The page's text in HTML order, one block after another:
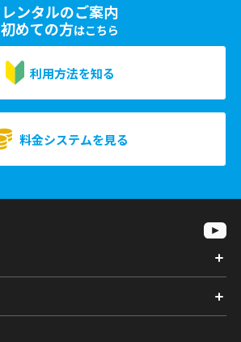
レンタルのご案内
初めての方はこちら
利用方法を知る
料金システムを見る